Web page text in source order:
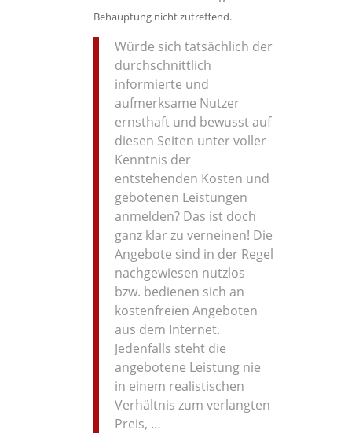
Behauptung nicht zutreffend.
Würde sich tatsächlich der
durchschnittlich
informierte und
aufmerksame Nutzer
ernsthaft und bewusst auf
diesen Seiten unter voller
Kenntnis der
entstehenden Kosten und
gebotenen Leistungen
anmelden? Das ist doch
ganz klar zu verneinen! Die
Angebote sind in der Regel
nachgewiesen nutzlos
bzw. bedienen sich an
kostenfreien Angeboten
aus dem Internet.
Jedenfalls steht die
angebotene Leistung nie
in einem realistischen
Verhältnis zum verlangten
Preis, …